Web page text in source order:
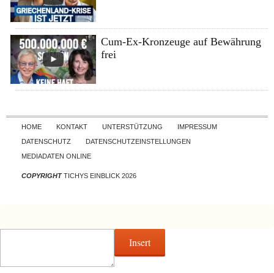
Cum-Ex-Kronzeuge auf Bewährung
frei
Skip to content
HOME KONTAKT UNTERSTÜTZUNG
IMPRESSUM
DATENSCHUTZ
DATENSCHUTZEINSTELLUNGEN
MEDIADATEN ONLINE
COPYRIGHTTICHYS EINBLICK 2026
Insert